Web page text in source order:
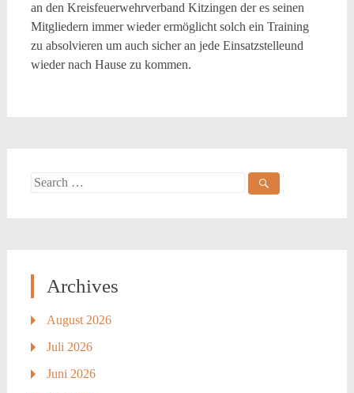
an den Kreisfeuerwehrverband Kitzingen der es seinen
Mitgliedern immer wieder ermöglicht solch ein Training
zu absolvieren um auch sicher an jede Einsatzstelleund
wieder nach Hause zu kommen.
Search
Archives
August 2026
Juli 2026
Juni 2026